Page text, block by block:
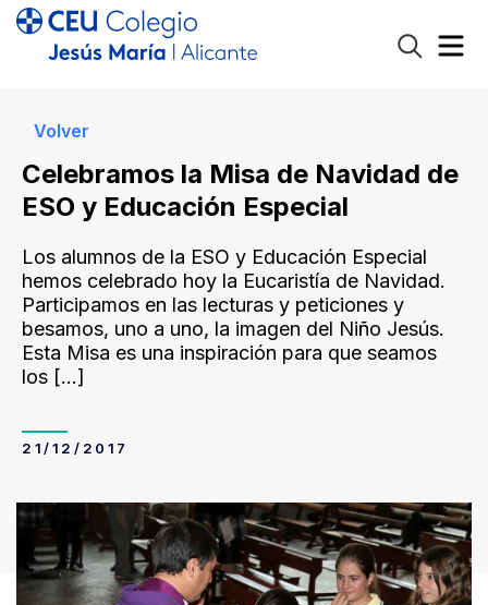
Volver
Celebramos la Misa de Navidad de
ESO y Educación Especial
Los alumnos de la ESO y Educación Especial
hemos celebrado hoy la Eucaristía de Navidad.
Participamos en las lecturas y peticiones y
besamos, uno a uno, la imagen del Niño Jesús.
Esta Misa es una inspiración para que seamos
los […]
21/12/2017